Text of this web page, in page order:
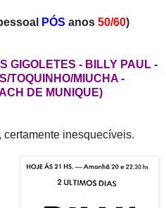
PÓS anos 50/60)
GIGOLETES - BILLY PAUL -
TOQUINHO/MIUCHA -
DE MUNIQUE)
inesquecíveis.